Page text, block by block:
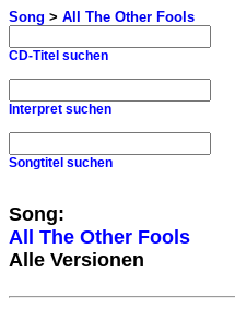
Song > All The Other Fools
CD-Titel suchen
Interpret suchen
Songtitel suchen
Song:
All The Other Fools
Alle Versionen